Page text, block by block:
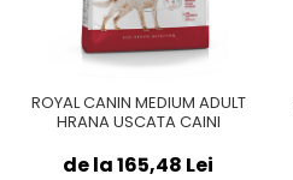
ROYAL CANIN MEDIUM ADULT
HRANA USCATA CAINI
de la 165,48 Lei